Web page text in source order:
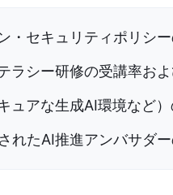
・セキュリティポリシ
ラシー研修の受講率お
ュアな生成AI環境など
れたAI推進アンバサダ